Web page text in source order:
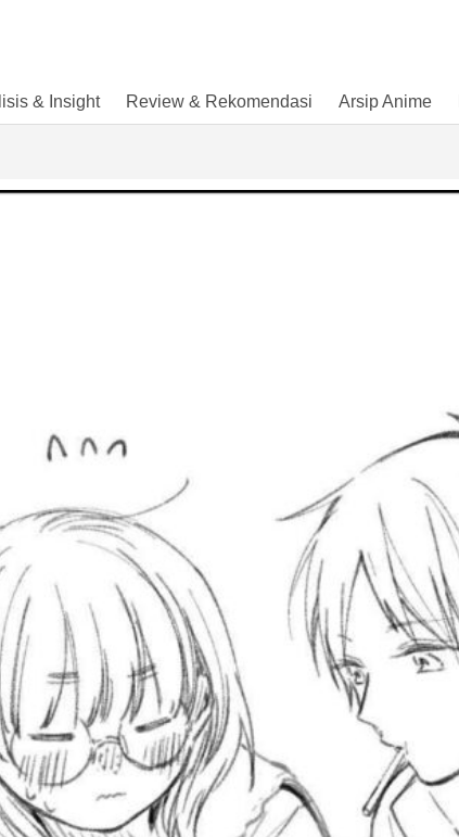
& Insight Review & Rekomendasi Arsip Anime